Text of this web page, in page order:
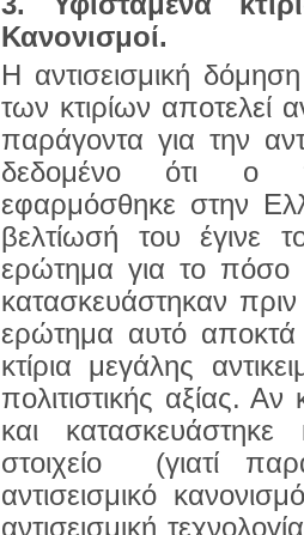
Κανονισμοί.
Η αντισεισμική
των κτιρίων αποτελεί
παράγοντα για την
δεδομένο ότι ο
εφαρμόσθηκε στην
βελτίωσή του έγινε
ερώτημα για το πόσο
κατασκευάστηκαν
ερώτημα αυτό αποκτά
κτίρια μεγάλης
πολιτιστικής αξίας.
και
στοιχείο (γιατί
αντισεισμικό
αντισεισμική